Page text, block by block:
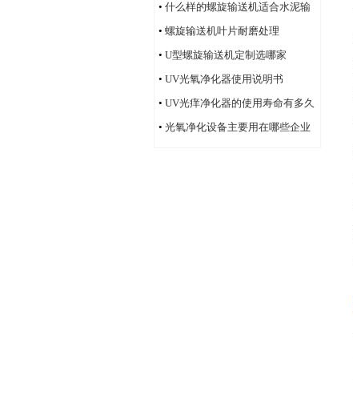
• 什么样的螺旋输送机适合水泥输
送
• 螺旋输送机叶片耐磨处理
• U型螺旋输送机定制选哪家
• UV光氧净化器使用说明书
• UV光痒净化器的使用寿命有多久
• 光氧净化设备主要用在哪些企业